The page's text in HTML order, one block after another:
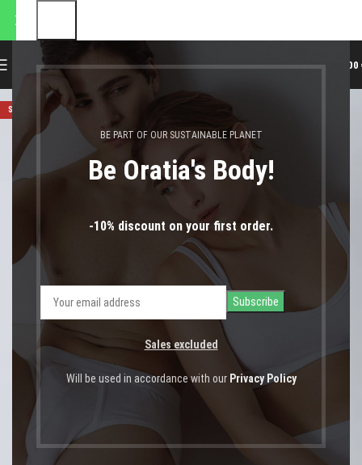
BE PART OF OUR SUSTAINABLE PLANET
Be Oratia's Body!
-10% discount on your first order.
Sales excluded
Will be used in accordance with our Privacy Policy
MENU 0,00
SOLD OUT
θα